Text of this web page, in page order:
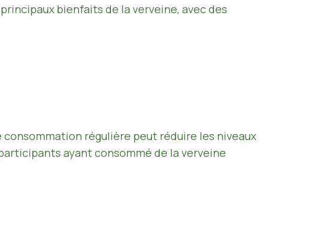
bienfaits de la verveine, avec des
régulière peut réduire les niveaux
ayant consommé de la verveine